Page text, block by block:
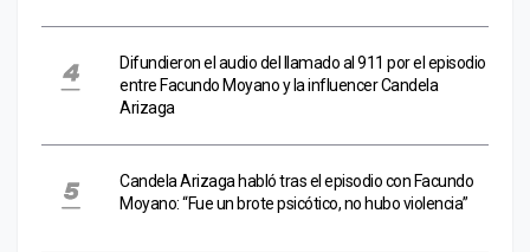
Difundieron el audio del llamado al 911 por el episodio
entre Facundo Moyano y la influencer Candela
Arizaga
Candela Arizaga habló tras el episodio con Facundo
Moyano: “Fue un brote psicótico, no hubo violencia”